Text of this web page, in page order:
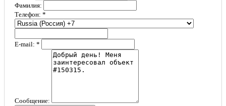
Фамилия:
Телефон: *
E-mail: *
Сообщение: